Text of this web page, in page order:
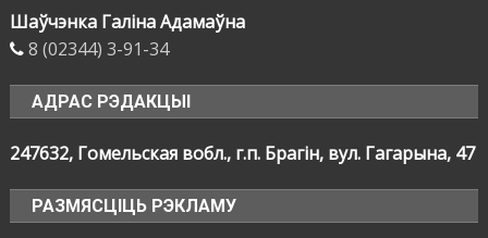
Шаўчэнка Галіна Адамаўна
8 (02344) 3-91-34
АДРАС РЭДАКЦЫІ
247632, Гомельская вобл., г.п. Брагін, вул. Гагарына, 47
РАЗМЯСЦІЦЬ РЭКЛАМУ